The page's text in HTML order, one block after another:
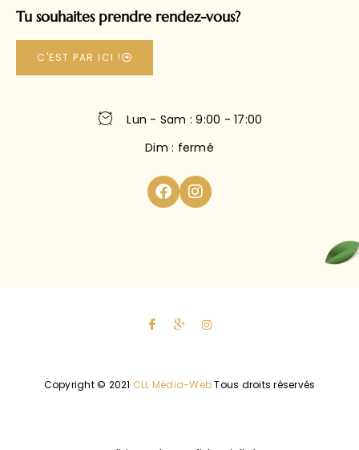
Tu souhaites prendre rendez-vous?
C'EST PAR ICI !
Lun - Sam : 9:00 - 17:00
Dim : fermé
Copyright © 2021 CLL Média-WebTous droits réservés